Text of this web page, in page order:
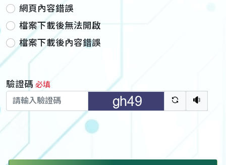
網頁內容錯誤
檔案下載後無法開啟
檔案下載後內容錯誤
驗證碼 必填
驗證碼重新
聽語